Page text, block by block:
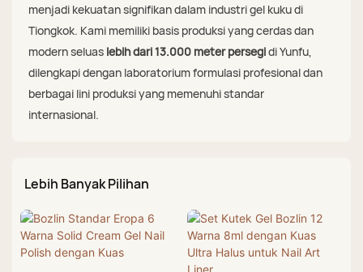
menjadi kekuatan signifikan dalam industri gel kuku di
Tiongkok. Kami memiliki basis produksi yang cerdas dan
modern seluas lebih dari 13.000 meter persegidi Yunfu,
dilengkapi dengan laboratorium formulasi profesional dan
berbagai lini produksi yang memenuhi standar
internasional.
Lebih Banyak Pilihan